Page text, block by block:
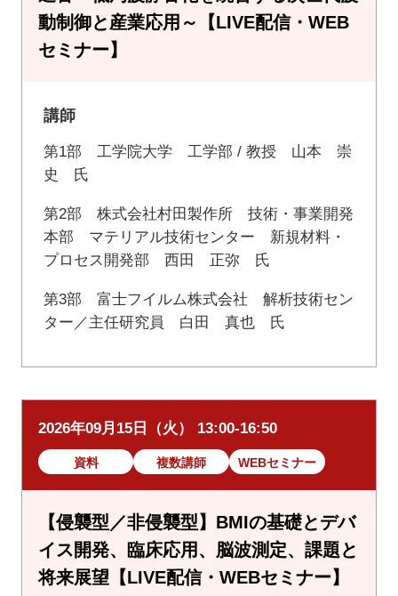
動制御と産業応用～【LIVE配信・WEB
セミナー】
講師
第1部 工学院大学 工学部 / 教授 山本 崇
史 氏
第2部 株式会社村田製作所 技術・事業開発
本部 マテリアル技術センター 新規材料・
プロセス開発部 西田 正弥 氏
第3部 富士フイルム株式会社 解析技術セン
ター／主任研究員 白田 真也 氏
2026年09月15日（火） 13:00-16:50
資料 複数講師 WEBセミナー
【侵襲型／非侵襲型】BMIの基礎とデバ
イス開発、臨床応用、脳波測定、課題と
将来展望【LIVE配信・WEBセミナー】